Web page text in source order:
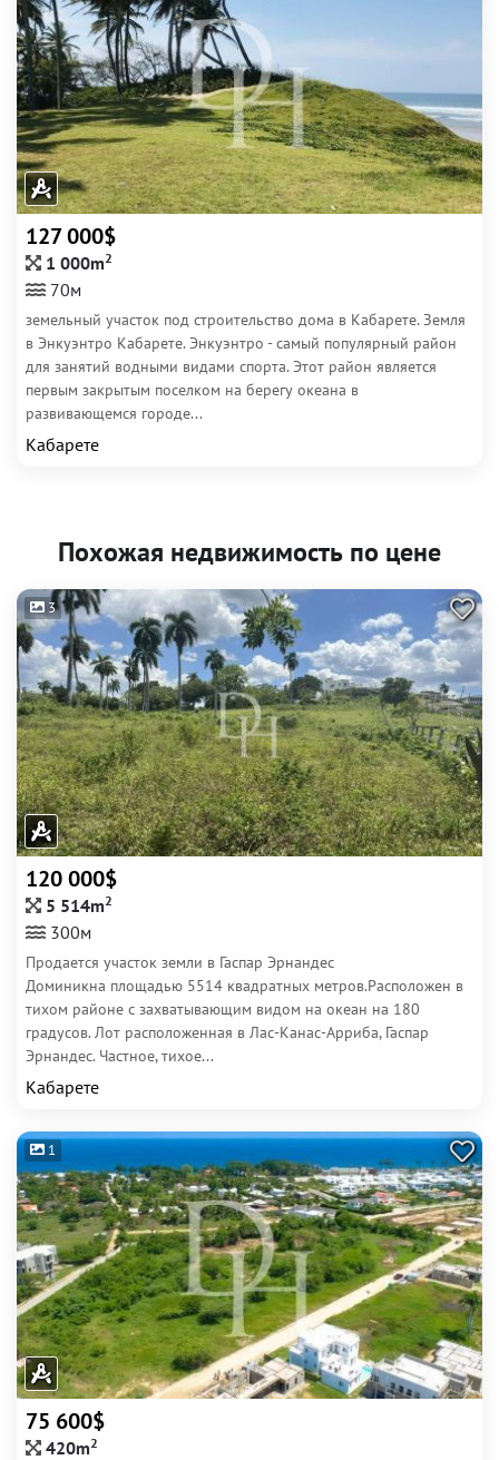
127 000$
1 000m2
70м
земельный участок под строительство дома в Кабарете. Земля
в Энкуэнтро Кабарете. Энкуэнтро - самый популярный район
для занятий водными видами спорта. Этот район является
первым закрытым поселком на берегу океана в
развивающемся городе...
Кабарете
Похожая недвижимость по цене
3
120 000$
5 514m2
300м
Продается участок земли в Гаспар Эрнандес
Доминикна площадью 5514 квадратных метров.Расположен в
тихом районе с захватывающим видом на океан на 180
градусов. Лот расположенная в Лас-Канас-Арриба, Гаспар
Эрнандес. Частное, тихое...
Кабарете
1
75 600$
420m2